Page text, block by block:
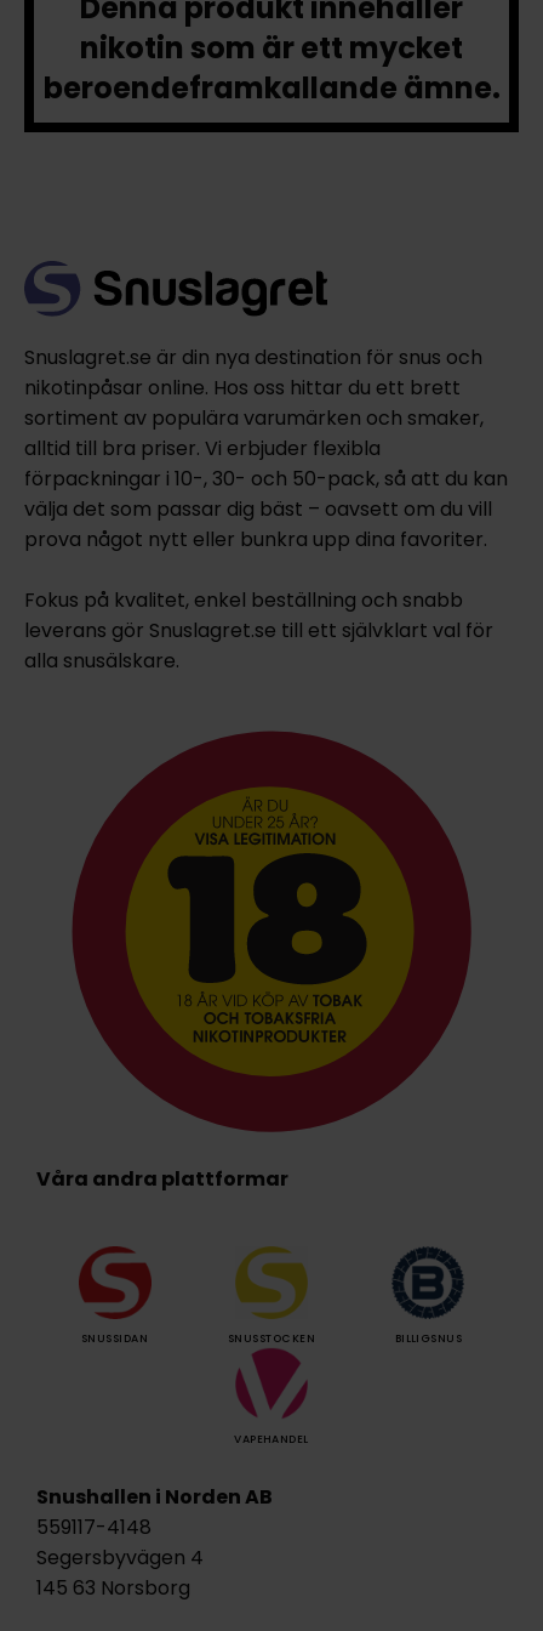
nikotin som är ett mycket
beroendeframkallande ämne.
Snuslagret.se är din nya destination för snus och
nikotinpåsar online. Hos oss hittar du ett brett
sortiment av populära varumärken och smaker,
alltid till bra priser. Vi erbjuder flexibla
förpackningar i 10-, 30- och 50-pack, så att du kan
välja det som passar dig bäst – oavsett om du vill
prova något nytt eller bunkra upp dina favoriter.
Fokus på kvalitet, enkel beställning och snabb
leverans gör Snuslagret.se till ett självklart val för
alla snusälskare.
Våra andra plattformar
SNUSSIDAN SNUSSTOCKEN BILLIGSNUS
VAPEHANDEL
Snushallen i Norden AB
559117-4148
Segersbyvägen 4
145 63 Norsborg